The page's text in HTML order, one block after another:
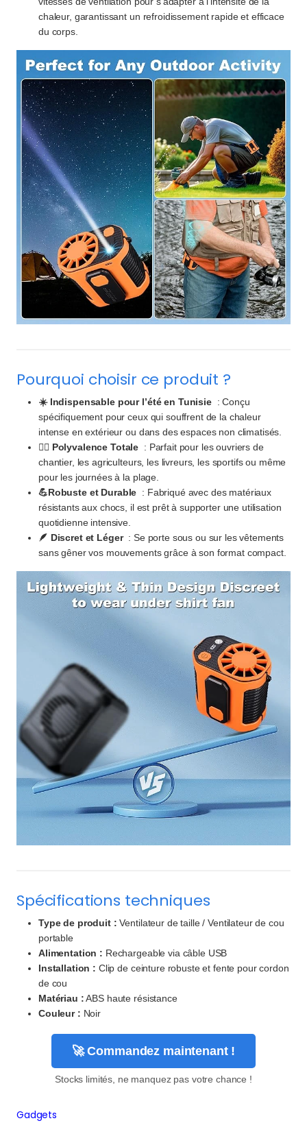
chaleur, garantissant un refroidissement rapide et efficace
du corps.
Pourquoi choisir ce produit ?
☀️ Indispensable pour l’été en Tunisie: Conçu
spécifiquement pour ceux qui souffrent de la chaleur
intense en extérieur ou dans des espaces non climatisés.
🏃‍♂️ Polyvalence Totale : Parfait pour les ouvriers de
chantier, les agriculteurs, les livreurs, les sportifs ou même
pour les journées à la plage.
💪Robuste et Durable : Fabriqué avec des matériaux
résistants aux chocs, il est prêt à supporter une utilisation
quotidienne intensive.
🪶 Discret et Léger: Se porte sous ou sur les vêtements
sans gêner vos mouvements grâce à son format compact.
Spécifications techniques
Type de produit : Ventilateur de taille / Ventilateur de cou
portable
Alimentation : Rechargeable via câble USB
Installation : Clip de ceinture robuste et fente pour cordon
de cou
Matériau :ABS haute résistance
Couleur : Noir
🚀 Commandez maintenant !
Stocks limités, ne manquez pas votre chance !
Gadgets